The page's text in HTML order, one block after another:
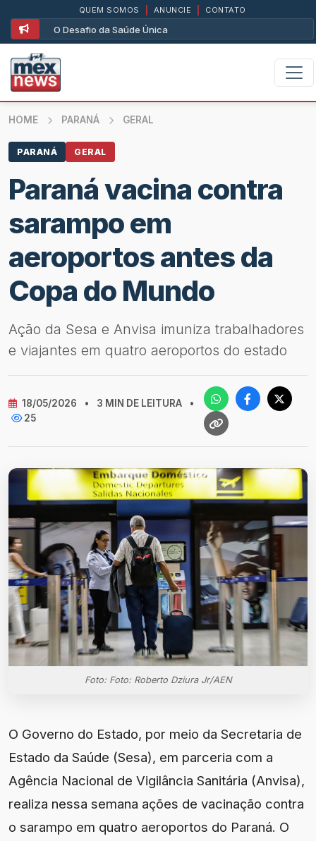
O Desafio da Saúde Única
QUEM SOMOS ANUNCIE CONTATO
HOME PARANÁ GERAL
PARANÁ GERAL
Paraná vacina contra
sarampo em
aeroportos antes da
Copa do Mundo
Ação da Sesa e Anvisa imuniza trabalhadores
e viajantes em quatro aeroportos do estado
18/05/2026 • 3 MIN DE LEITURA
•
25
Foto: Foto: Roberto Dziura Jr/AEN
O Governo do Estado, por meio da Secretaria de
Estado da Saúde (Sesa), em parceria com a
Agência Nacional de Vigilância Sanitária (Anvisa),
realiza nessa semana ações de vacinação contra
o sarampo em quatro aeroportos do Paraná. O